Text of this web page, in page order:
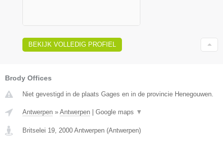
BEKIJK VOLLEDIG PROFIEL
Brody Offices
Niet gevestigd in de plaats Gages en in de provincie Henegouwen.
Antwerpen » Antwerpen | Google maps ▼
Britselei 19 2000 Antwerpen (Antwerpen)